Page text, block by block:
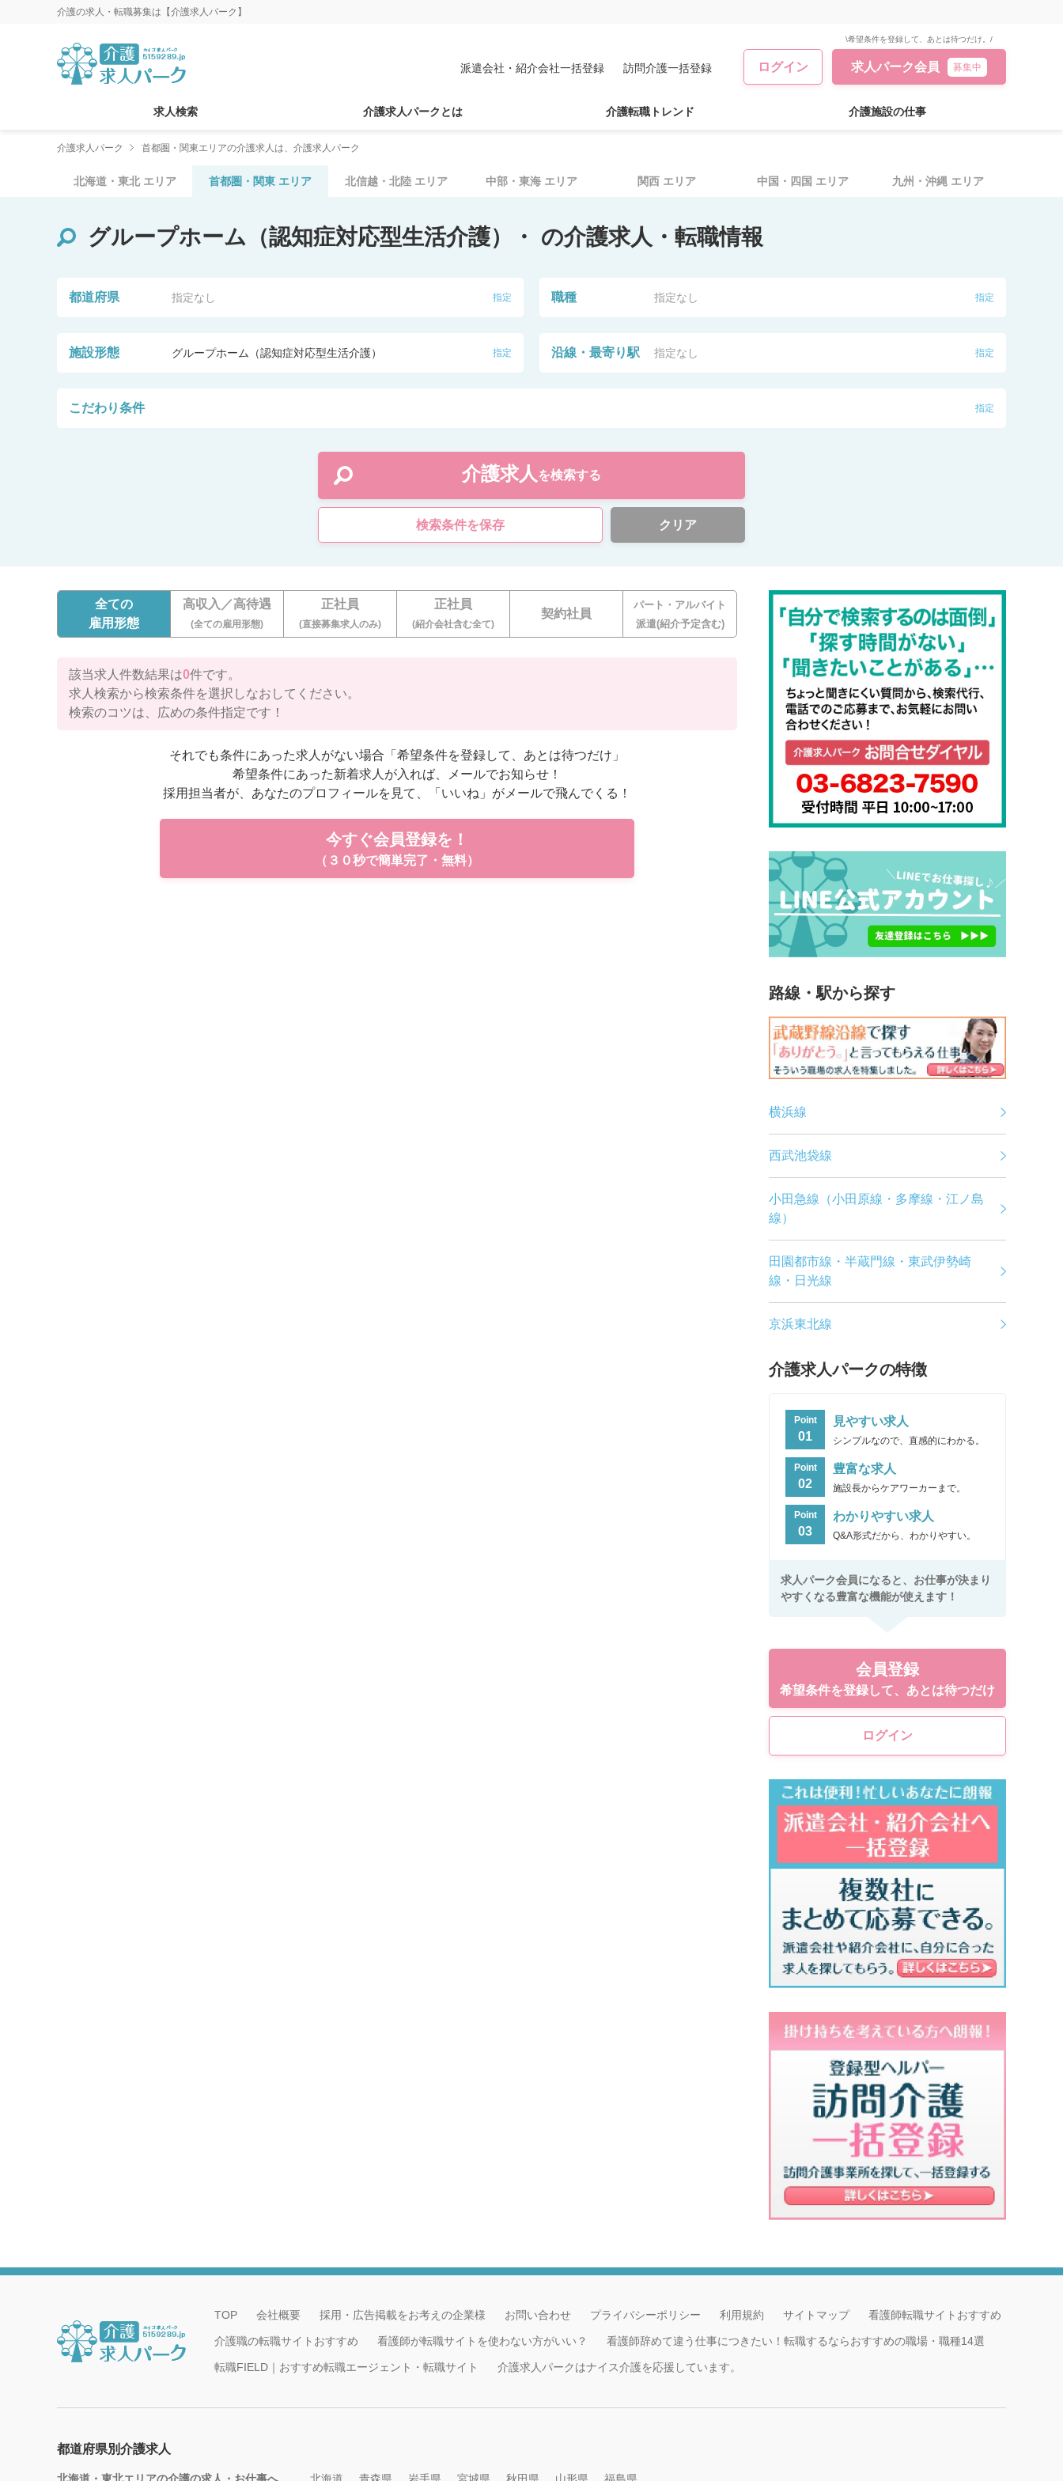
介護の求人・転職募集は【介護求人パーク】
派遣会社・紹介会社一括登録 訪問介護一括登録 ログイン
\希望条件を登録して、あとは待つだけ。/
求人パーク会員 募集中
求人検索 介護求人パークとは 介護転職トレンド 介護施設の仕事
介護求人パーク 首都圏・関東エリアの介護求人は、介護求人パーク
北海道・東北 エリア 首都圏・関東 エリア 北信越・北陸 エリア 中部・東海 エリア 関西 エリア 中国・四国 エリア 九州・沖縄 エリア
グループホーム（認知症対応型生活介護）・ の介護求人・転職情報
都道府県 指定なし 指定 職種 指定なし 指定
施設形態 グループホーム（認知症対応型生活介護） 指定 沿線・最寄り駅 指定なし 指定
こだわり条件 指定
介護求人 を検索する
検索条件を保存 クリア
全ての
雇用形態
高収入／高待遇
(全ての雇用形態)
正社員
(直接募集求人のみ)
正社員
(紹介会社含む全て)
契約社員
パート・アルバイト
派遣(紹介予定含む)
該当求人件数結果は0件です。
求人検索から検索条件を選択しなおしてください。
検索のコツは、広めの条件指定です！
それでも条件にあった求人がない場合「希望条件を登録して、あとは待つだけ」
希望条件にあった新着求人が入れば、メールでお知らせ！
採用担当者が、あなたのプロフィールを見て、「いいね」がメールで飛んでくる！
今すぐ会員登録を！
（３０秒で簡単完了・無料）
路線・駅から探す
横浜線
西武池袋線
小田急線（小田原線・多摩線・江ノ島
線）
田園都市線・半蔵門線・東武伊勢崎
線・日光線
京浜東北線
介護求人パークの特徴
Point
01
見やすい求人
シンプルなので、直感的にわかる。
Point
02
豊富な求人
施設長からケアワーカーまで。
Point
03
わかりやすい求人
Q&A形式だから、わかりやすい。
求人パーク会員になると、お仕事が決まり
やすくなる豊富な機能が使えます！
会員登録
希望条件を登録して、あとは待つだけ
ログイン
TOP 会社概要 採用・広告掲載をお考えの企業様 お問い合わせ プライバシーポリシー 利用規約 サイトマップ 看護師転職サイトおすすめ
介護職の転職サイトおすすめ 看護師が転職サイトを使わない方がいい？ 看護師辞めて違う仕事につきたい！転職するならおすすめの職場・職種14選
転職FIELD｜おすすめ転職エージェント・転職サイト 介護求人パークはナイス介護を応援しています。
都道府県別介護求人